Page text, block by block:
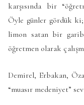
karşısında bir
Öyle günler gördük
limon satan bir
öğretmen olarak
Demirel, Erbakan,
“muasır medeniyet”